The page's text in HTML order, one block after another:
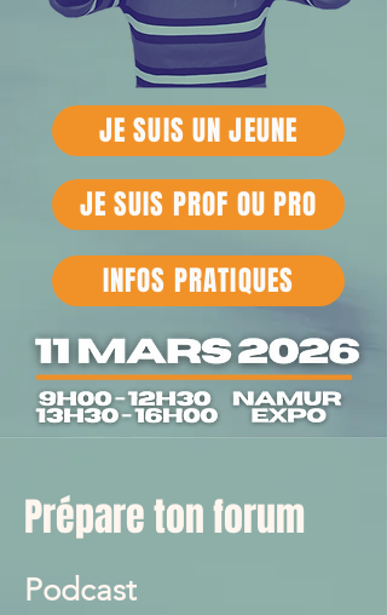
JE SUIS UN JEUNE
JE SUIS PROF OU PRO
INFOS PRATIQUES
Prépare ton forum
Podcast